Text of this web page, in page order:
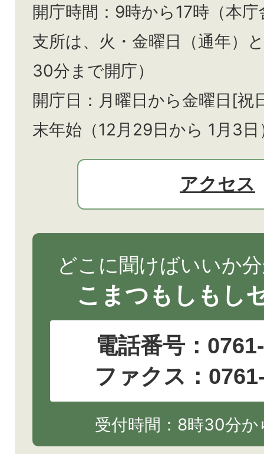
開庁時間：9時から17時（本
支所は、火・金曜日（通年）と
30分まで開庁）
開庁日：月曜日から金曜日[祝
末年始（12月29日から 1月3
アクセス
どこに聞けばいいか
こまつもしもし
電話番号：
ファクス：
受付時間：8時30分